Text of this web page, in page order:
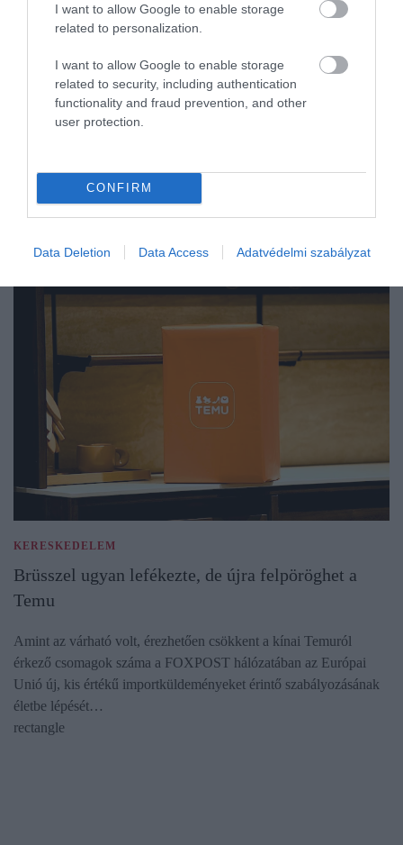
I want to allow Google to enable storage
related to personalization.
I want to allow Google to enable storage
related to security, including authentication
functionality and fraud prevention, and other
user protection.
CONFIRM
Data Deletion Data Access Adatvédelmi szabályzat
felszámolója – erről tájékoztatta a Telexet Magyar Zoltán, a…
KERESKEDELEM
Brüsszel ugyan lefékezte, de újra felpöröghet a
Temu
Amint az várható volt, érezhetően csökkent a kínai Temuról
érkező csomagok száma a FOXPOST hálózatában az Európai
Unió új, kis értékű importküldeményeket érintő szabályozásának
életbe lépését…
rectangle